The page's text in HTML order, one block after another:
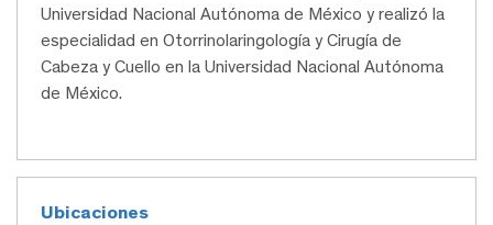
Universidad Nacional Autónoma de México y realizó la
especialidad en Otorrinolaringología y Cirugía de
Cabeza y Cuello en la Universidad Nacional Autónoma
de México.
Ubicaciones